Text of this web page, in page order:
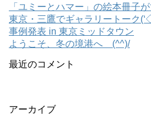
「ユミーとハマー」の絵本冊子
東京・三鷹でギャラリートーク
事例発表 in 東京ミッドタウン
ようこそ、冬の境港へ (^^)/
最近のコメント
アーカイブ